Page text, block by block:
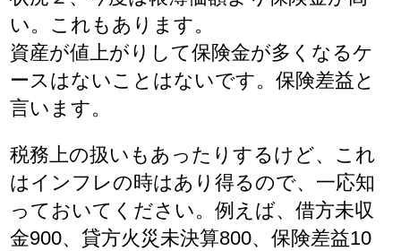
い。これもあります。
資産が値上がりして保険金が多くなるケ
ースはないことはないです。保険差益と
言います。
税務上の扱いもあったりするけど、これ
はインフレの時はあり得るので、一応知
っておいてください。例えば、借方未収
金900、貸方火災未決算800、保険差益10